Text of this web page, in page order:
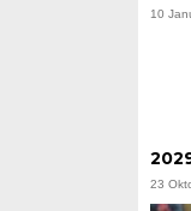
10
23